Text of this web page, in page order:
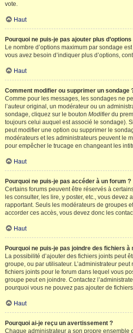
vote.
Haut
Pourquoi ne puis-je pas ajouter plus
Le nombre d’options maximum par sondage
vous avez besoin d’indiquer plus d’options,
Haut
Comment modifier ou supprimer un sondage
Comme pour les messages, les sondages ne
l’auteur original, un modérateur ou un
sondage, cliquez sur le bouton Modifierdu
toujours celui auquel est associé le sondage).
peut modifier une option ou supprimer le
modérateurs et les administrateurs peuvent le
pour empêcher le trucage en changeant les
Haut
Pourquoi ne puis-je pas accéder à un forum ?
Certains forums peuvent être réservés à
les consulter, les lire, y poster, etc., vous devez
rapportant. Seuls les modérateurs de groupes
accorder ces accès, vous devez donc les
Haut
Pourquoi ne puis-je pas joindre des fichiers à
La possibilité d’ajouter des fichiers joints peut
groupe, ou par utilisateur. L’administrateur peut
fichiers joints pour le forum dans lequel vous
groupe peut en joindre. Contactez
pourquoi vous ne pouvez pas ajouter de
Haut
Pourquoi ai-je reçu un avertissement ?
Chaque administrateur a son propre ensemble